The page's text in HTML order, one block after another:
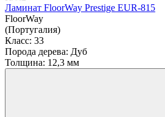
Ламинат FloorWay Prestige EUR-815
FloorWay
(Португалия)
Класс: 33
Порода дерева: Дуб
Толщина: 12,3 мм